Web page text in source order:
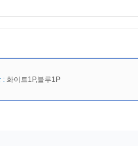
: 화이트1P,블루1P